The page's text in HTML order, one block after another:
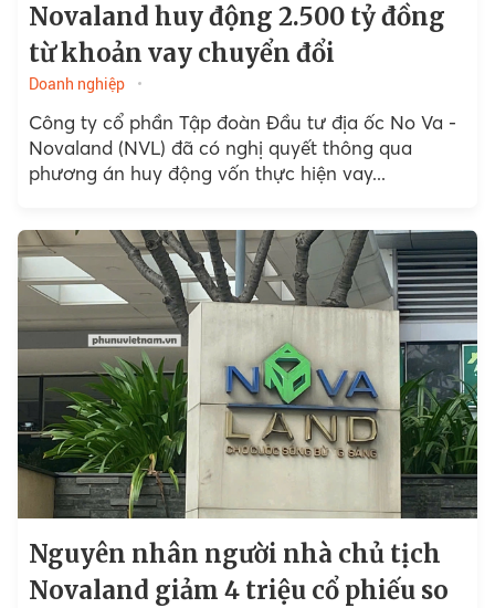
Novaland huy động 2.500 tỷ đồng
từ khoản vay chuyển đổi
Doanh nghiệp
Công ty cổ phần Tập đoàn Đầu tư địa ốc No Va -
Novaland (NVL) đã có nghị quyết thông qua
phương án huy động vốn thực hiện vay...
Nguyên nhân người nhà chủ tịch
Novaland giảm 4 triệu cổ phiếu so